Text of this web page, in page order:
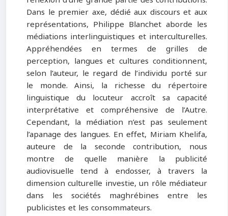
Dans le premier axe, dédié aux discours et aux
représentations, Philippe Blanchet aborde les
médiations interlinguistiques et interculturelles.
Appréhendées en termes de grilles de
perception, langues et cultures conditionnent,
selon l’auteur, le regard de l’individu porté sur
le monde. Ainsi, la richesse du répertoire
linguistique du locuteur accroît sa capacité
interprétative et compréhensive de l’Autre.
Cependant, la médiation n’est pas seulement
l’apanage des langues. En effet, Miriam Khelifa,
auteure de la seconde contribution, nous
montre de quelle manière la publicité
audiovisuelle tend à endosser, à travers la
dimension culturelle investie, un rôle médiateur
dans les sociétés maghrébines entre les
publicistes et les consommateurs.